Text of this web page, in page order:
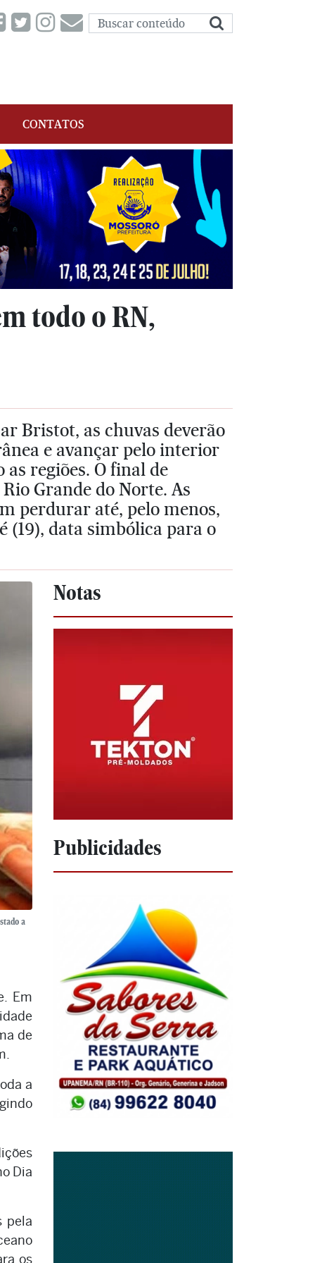
CONTATOS
todo o RN,
Bristot, as chuvas deverão
e avançar pelo interior
regiões. O final de
Grande do Norte. As
perdurar até, pelo menos,
(19), data simbólica para o
a
Em
de
a
Dia
pela
os
Notas
Publicidades